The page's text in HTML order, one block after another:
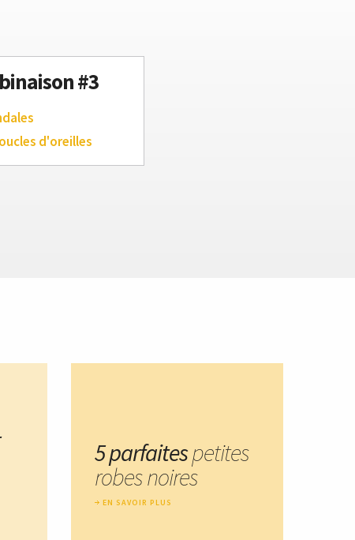
#3
d'oreilles
5 parfaitespetites
robes noires
EN SAVOIR PLUS